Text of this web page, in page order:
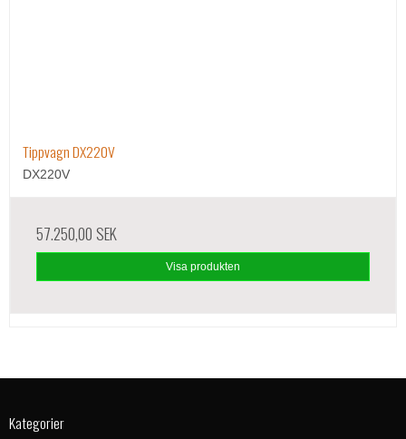
Tippvagn DX220V
DX220V
57.250,00 SEK
Visa produkten
Kategorier